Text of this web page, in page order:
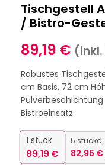
Tischgestell
/ Bistro-
89,19 €
Robustes
cm Basis, 72 cm
Bistroeinsatz.
1 stück
89,19€
5 stücke
82,95 €